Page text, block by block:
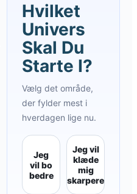
Hvilket
Univers
Skal Du
Starte I?
Vælg det område,
der fylder mest i
hverdagen lige nu.
Jeg
vil bo
bedre
Jeg vil
klæde
mig
skarpere